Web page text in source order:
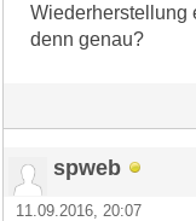
Wiederherstellung
denn genau?
spweb
11.09.2016, 20:07